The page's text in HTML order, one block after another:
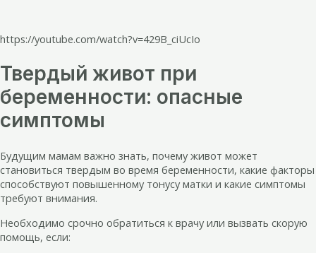
https://youtube.com/watch?v=429B_ciUcIo
Твердый живот при
беременности: опасные
симптомы
Будущим мамам важно знать, почему живот может
становиться твердым во время беременности, какие факторы
способствуют повышенному тонусу матки и какие симптомы
требуют внимания.
Необходимо срочно обратиться к врачу или вызвать скорую
помощь, если: